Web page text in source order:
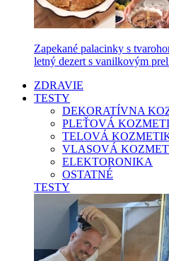
Zapekané palacinky s
letný dezert s vanilkovým
ZDRAVIE
TESTY
DEKORATÍVNA
PLEŤOVÁ
TELOVÁ
VLASOVÁ
ELEKTORONIKA
OSTATNÉ
TESTY